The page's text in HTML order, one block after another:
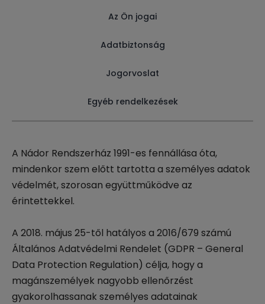
Az Ön jogai
Adatbiztonság
Jogorvoslat
Egyéb rendelkezések
A Nádor Rendszerház 1991-es fennállása óta,
mindenkor szem előtt tartotta a személyes adatok
védelmét, szorosan együttműködve az
érintettekkel.
A 2018. május 25-től hatályos a 2016/679 számú
Általános Adatvédelmi Rendelet (GDPR – General
Data Protection Regulation) célja, hogy a
magánszemélyek nagyobb ellenőrzést
gyakorolhassanak személyes adatainak